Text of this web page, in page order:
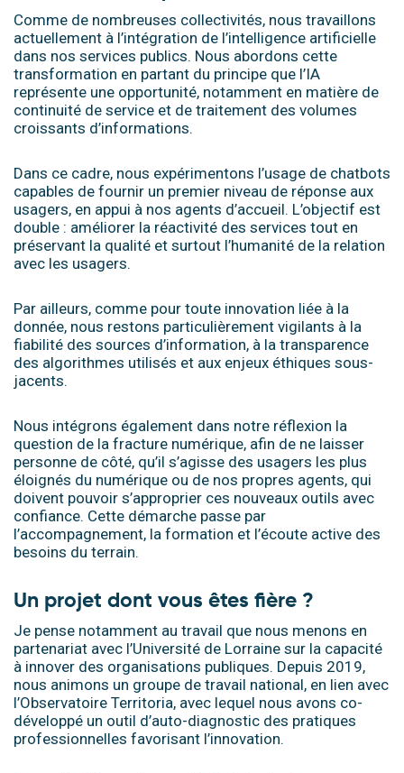
Comme de nombreuses collectivités, nous travaillons
actuellement à l’intégration de l’intelligence artificielle
dans nos services publics. Nous abordons cette
transformation en partant du principe que l’IA
représente une opportunité, notamment en matière de
continuité de service et de traitement des volumes
croissants d’informations.
Dans ce cadre, nous expérimentons l’usage de chatbots
capables de fournir un premier niveau de réponse aux
usagers, en appui à nos agents d’accueil. L’objectif est
double : améliorer la réactivité des services tout en
préservant la qualité et surtout l’humanité de la relation
avec les usagers.
Par ailleurs, comme pour toute innovation liée à la
donnée, nous restons particulièrement vigilants à la
fiabilité des sources d’information, à la transparence
des algorithmes utilisés et aux enjeux éthiques sous-
jacents.
Nous intégrons également dans notre réflexion la
question de la fracture numérique, afin de ne laisser
personne de côté, qu’il s’agisse des usagers les plus
éloignés du numérique ou de nos propres agents, qui
doivent pouvoir s’approprier ces nouveaux outils avec
confiance. Cette démarche passe par
l’accompagnement, la formation et l’écoute active des
besoins du terrain.
Un projet dont vous êtes fière ?
Je pense notamment au travail que nous menons en
partenariat avec l’Université de Lorraine sur la capacité
à innover des organisations publiques. Depuis 2019,
nous animons un groupe de travail national, en lien avec
l’Observatoire Territoria, avec lequel nous avons co-
développé un outil d’auto-diagnostic des pratiques
professionnelles favorisant l’innovation.